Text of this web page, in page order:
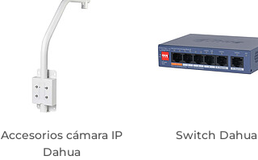
Accesorios cámara IP
Dahua
Switch Dahua